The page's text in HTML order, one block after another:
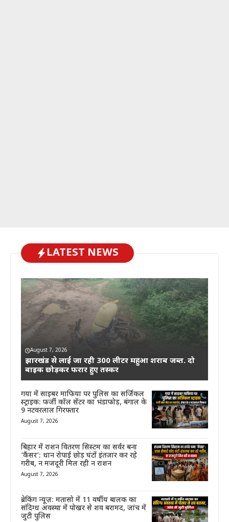
LATEST NEWS
August 7, 2026
झारखंड से लाई जा रही 300 लीटर महुआ शराब जब्त. दो
बाइक छोड़कर फरार हुए तस्कर
गया में साइबर माफिया पर पुलिस का सर्जिकल
स्ट्राइक: फर्जी कॉल सेंटर का भंडाफोड़, बंगाल के
9 नटवरलाल गिरफ्तार
August 7, 2026
बिहार में राशन वितरण सिस्टम का सर्वर बना
‘कैंसर’: धान रोपाई छोड़ घंटों इंतजार कर रहे
गरीब, न मजदूरी मिल रही न राशन
August 7, 2026
ब्रेकिंग न्यूज़: मतासो में 11 वर्षीय बालक का
संदिग्ध अवस्था में पोखर से शव बरामद, जांच में
जुटी पुलिस